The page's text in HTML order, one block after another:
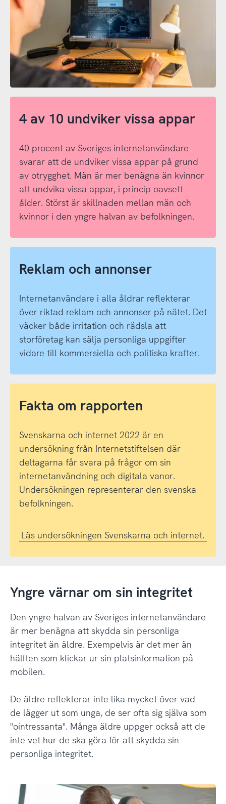
4 av 10 undviker vissa appar
40 procent av Sveriges internetanvändare
svarar att de undviker vissa appar på grund
av otrygghet. Män är mer benägna än kvinnor
att undvika vissa appar, i princip oavsett
ålder. Störst är skillnaden mellan män och
kvinnor i den yngre halvan av befolkningen.
Reklam och annonser
Internetanvändare i alla åldrar reflekterar
över riktad reklam och annonser på nätet. Det
väcker både irritation och rädsla att
storföretag kan sälja personliga uppgifter
vidare till kommersiella och politiska krafter.
Fakta om rapporten
Svenskarna och internet 2022 är en
undersökning från Internetstiftelsen där
deltagarna får svara på frågor om sin
internetanvändning och digitala vanor.
Undersökningen representerar den svenska
befolkningen.
Läs undersökningen Svenskarna och internet.
Yngre värnar om sin integritet
Den yngre halvan av Sveriges internetanvändare
är mer benägna att skydda sin personliga
integritet än äldre. Exempelvis är det mer än
hälften som klickar ur sin platsinformation på
mobilen.
De äldre reflekterar inte lika mycket över vad
de lägger ut som unga, de ser ofta sig själva som
"ointressanta". Många äldre uppger också att de
inte vet hur de ska göra för att skydda sin
personliga integritet.